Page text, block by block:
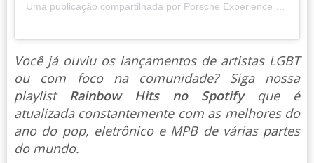
Você já ouviu os lançamentos de artistas LGBT
ou com foco na comunidade? Siga nossa
playlist Rainbow Hits no Spotify que é
atualizada constantemente com as melhores do
ano do pop, eletrônico e MPB de várias partes
do mundo.